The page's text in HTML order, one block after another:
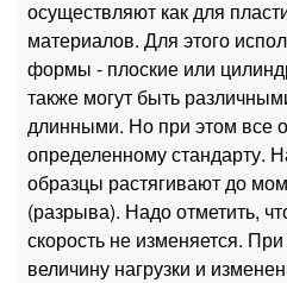
осуществляют как для
материалов. Для этого
формы - плоские или
также могут быть
длинными. Но при этом все
определенному стандарту.
образцы растягивают до
(разрыва). Надо отметить,
скорость не изменяется.
величину нагрузки и